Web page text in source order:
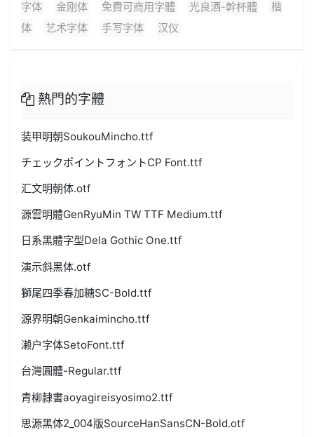
字体 金刚体 免費可商用字體 光良酒-幹杯體
楷
体
艺术字体 手写字体 汉仪
熱門的字體
装甲明朝SoukouMincho.ttf
チェックポイントフォントCP Font.ttf
汇文明朝体.otf
源雲明體GenRyuMin TW TTF Medium.ttf
日系黑體字型Dela Gothic One.ttf
演示斜黑体.otf
獅尾四季春加糖SC-Bold.ttf
源界明朝Genkaimincho.ttf
濑户字体SetoFont.ttf
台灣圓體-Regular.ttf
青柳隷書aoyagireisyosimo2.ttf
思源黑体2_004版SourceHanSansCN-Bold.otf